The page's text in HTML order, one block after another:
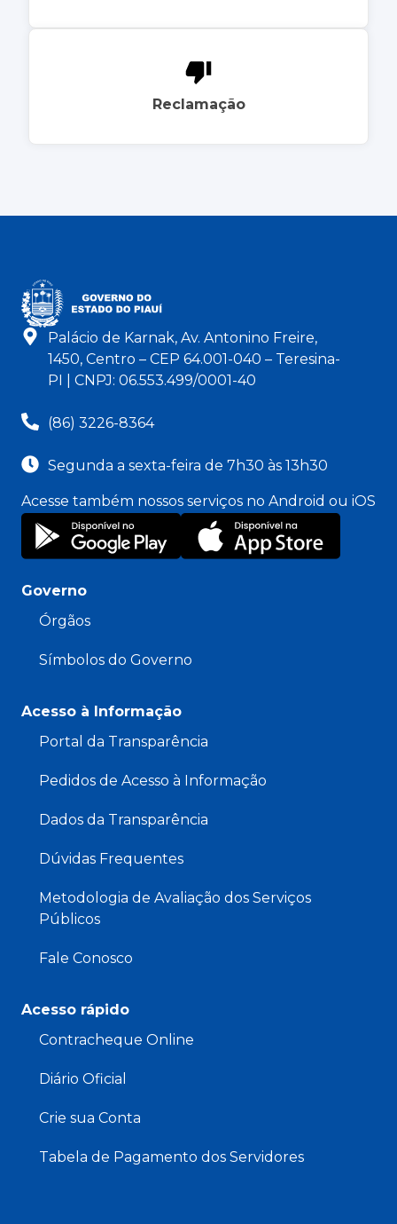
Reclamação
Palácio de Karnak, Av. Antonino Freire,
1450, Centro – CEP 64.001-040 – Teresina-
PI | CNPJ: 06.553.499/0001-40
(86) 3226-8364
Segunda a sexta-feira de 7h30 às 13h30
Acesse também nossos serviços no Android ou iOS
Governo
Órgãos
Símbolos do Governo
Acesso à Informação
Portal da Transparência
Pedidos de Acesso à Informação
Dados da Transparência
Dúvidas Frequentes
Metodologia de Avaliação dos Serviços
Públicos
Fale Conosco
Acesso rápido
Contracheque Online
Diário Oficial
Crie sua Conta
Tabela de Pagamento dos Servidores